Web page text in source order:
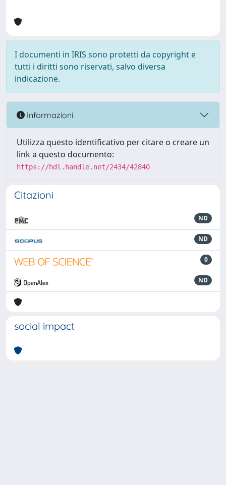
I documenti in IRIS sono protetti da copyright e
tutti i diritti sono riservati, salvo diversa
indicazione.
Informazioni
Utilizza questo identificativo per citare o creare un
link a questo documento:
https://hdl.handle.net/2434/42840
Citazioni
ND
ND
0
ND
social impact